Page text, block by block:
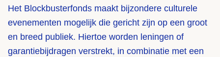
Het Blockbusterfonds maakt bijzondere culturele
evenementen mogelijk die gericht zijn op een groot
en breed publiek. Hiertoe worden leningen of
garantiebijdragen verstrekt, in combinatie met een